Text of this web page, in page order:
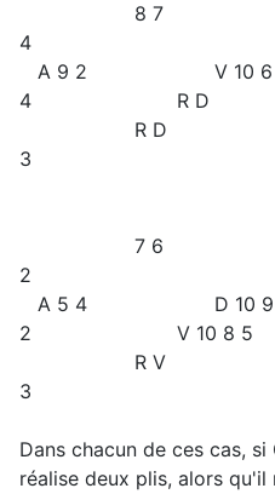
8 7
4 10
A 9 2 V
4 R D
R D
3 V
7 6
2 R
A 5 4 D
2 V 10 8 5
R V
3 D
Dans chacun de ces cas,
réalise deux plis, alors